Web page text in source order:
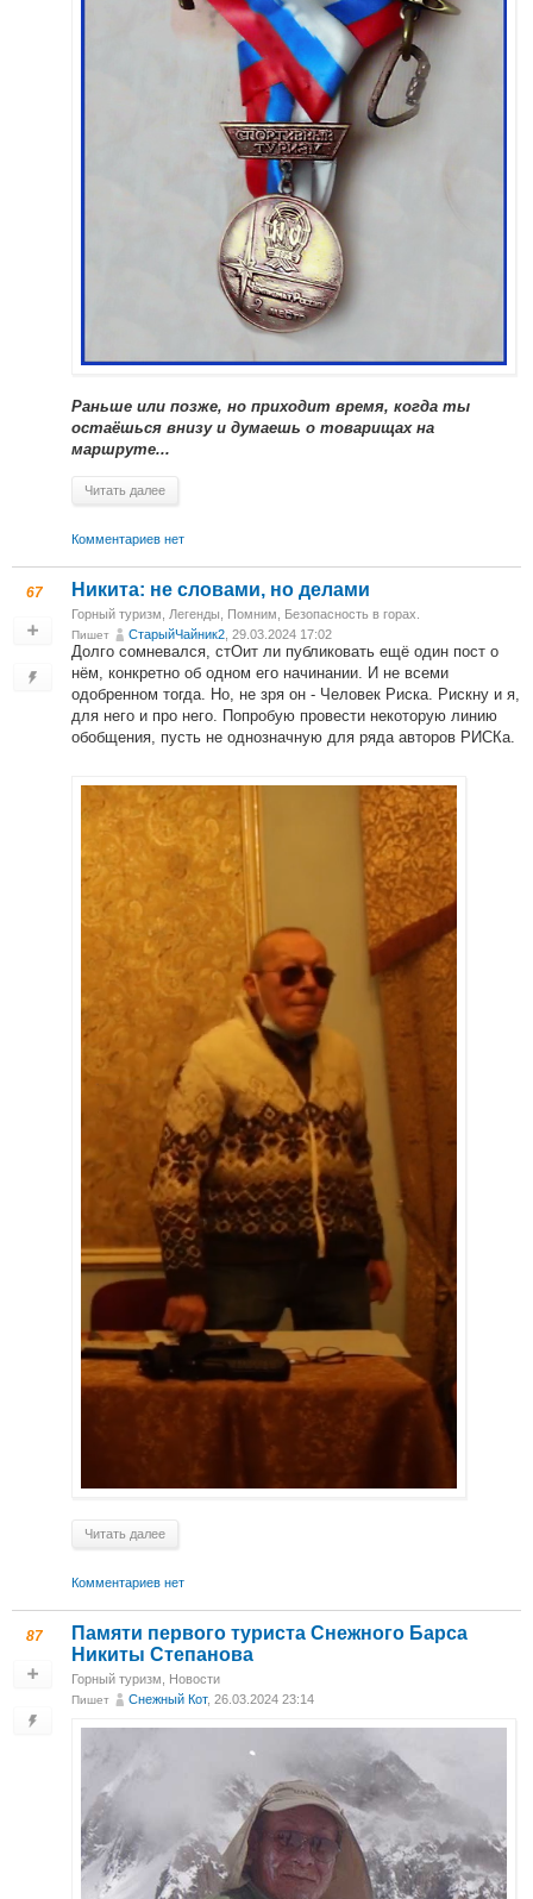
Раньше или позже, но приходит время, когда ты
остаёшься внизу и думаешь о товарищах на
маршруте...
Читать далее
Комментариев нет
67 Никита: не словами, но делами
Горный туризм Легенды Помним Безопасность в горах.
Пишет СтарыйЧайник2 , 29.03.2024 17:02
Долго сомневался, стОит ли публиковать ещё один пост о
нём, конкретно об одном его начинании. И не всеми
одобренном тогда. Но, не зря он - Человек Риска. Рискну и я,
для него и про него. Попробую провести некоторую линию
обобщения, пусть не однозначную для ряда авторов РИСКа.
Читать далее
Комментариев нет
87
Памяти первого туриста Снежного Барса
Никиты Степанова
Горный туризм Новости
Пишет Снежный Кот, 26.03.2024 23:14